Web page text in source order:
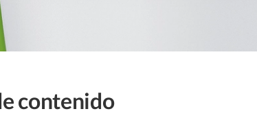
contenido